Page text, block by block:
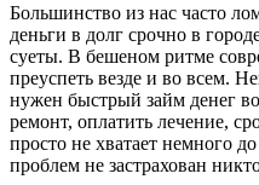
Большинство из нас часто
деньги в долг срочно в
суеты. В бешеном ритме
преуспеть везде и во всем.
нужен быстрый займ денег
ремонт, оплатить лечение,
просто не хватает немного
проблем не застрахован